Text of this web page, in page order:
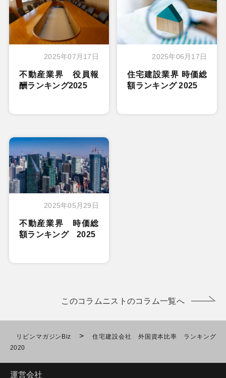
2025年07月17日
不動産業界 役員報
酬ランキング2025
2025年06月17日
住宅建設業界 時価総
額ランキング 2025
2025年05月29日
不動産業界 時価総
額ランキング 2025
このコラムニストのコラム一覧へ
リビンマガジンBiz >
住宅建設会社 外国資本比率 ランキング
2020
運営会社